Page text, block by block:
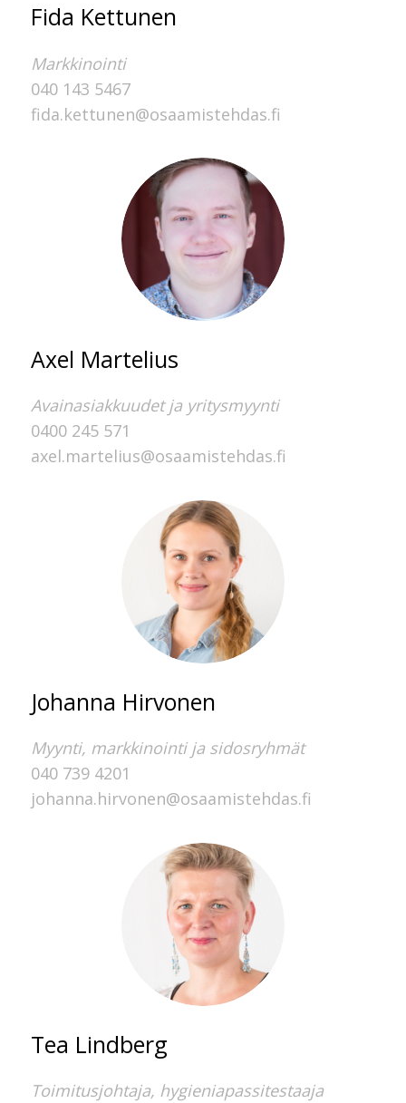
Fida Kettunen
Markkinointi
040 143 5467
fida.kettunen@osaamistehdas.fi
Axel Martelius
Avainasiakkuudet ja yritysmyynti
0400 245 571
axel.martelius@osaamistehdas.fi
Johanna Hirvonen
Myynti, markkinointi ja sidosryhmät
040 739 4201
johanna.hirvonen@osaamistehdas.fi
Tea Lindberg
Toimitusjohtaja, hygieniapassitestaaja